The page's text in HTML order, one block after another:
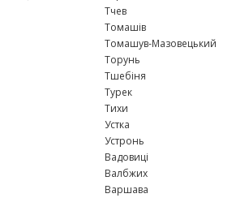
Тчев
Томашів
Томашув-Мазовецький
Торунь
Тшебіня
Турек
Тихи
Устка
Устронь
Вадовиці
Валбжих
Варшава